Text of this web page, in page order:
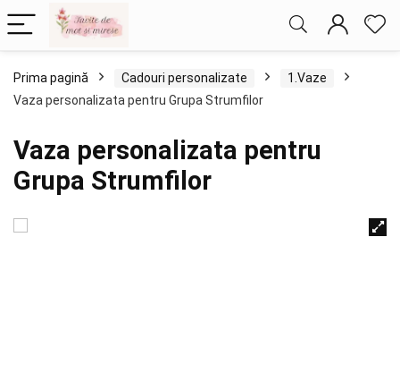
Prima pagină Cadouri personalizate
1.Vaze
Vaza personalizata pentru Grupa Strumfilor
Vaza personalizata pentru
Grupa Strumfilor